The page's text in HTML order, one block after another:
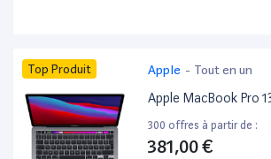
Top Produit Apple - Tout en un
Apple MacBook Pro
300 offres à partir de :
381,00 €